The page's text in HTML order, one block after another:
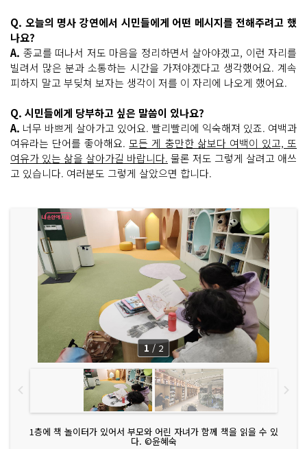
Q. 오늘의 명사 강연에서 시민들에게 어떤 메시지를 전해주려고 했
나요?
A. 종교를 떠나서 저도 마음을 정리하면서 살아야겠고, 이런 자리를
빌려서 많은 분과 소통하는 시간을 가져야겠다고 생각했어요. 계속
피하지 말고 부딪쳐 보자는 생각이 저를 이 자리에 나오게 했어요.
Q. 시민들에게 당부하고 싶은 말씀이 있나요?
A. 너무 바쁘게 살아가고 있어요. 빨리빨리에 익숙해져 있죠. 여백과
여유라는 단어를 좋아해요.모든 게 충만한 삶보다 여백이 있고, 또
여유가 있는 삶을 살아가길 바랍니다. 물론 저도 그렇게 살려고 애쓰
고 있습니다. 여러분도 그렇게 살았으면 합니다.
1층에 책 놀이터가 있어서 부모와 어린 자녀가 함께 책을 읽을 수 있
다. ©윤혜숙
1 / 2